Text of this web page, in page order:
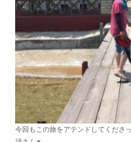
今回もこの旅をアテンドしてくださ